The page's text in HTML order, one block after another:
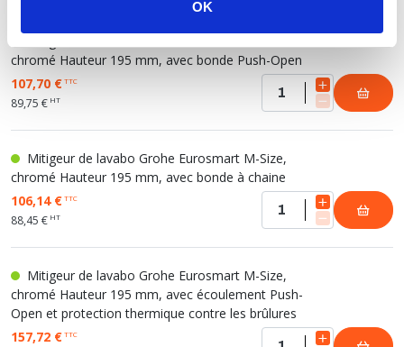
OK
chromé Hauteur 195 mm, avec bonde Push-Open
107,70 €TTC
89,75 € HT
Mitigeur de lavabo Grohe Eurosmart M-Size,
chromé Hauteur 195 mm, avec bonde à chaine
106,14 €TTC
88,45 € HT
Mitigeur de lavabo Grohe Eurosmart M-Size,
chromé Hauteur 195 mm, avec écoulement Push-
Open et protection thermique contre les brûlures
157,72 €TTC